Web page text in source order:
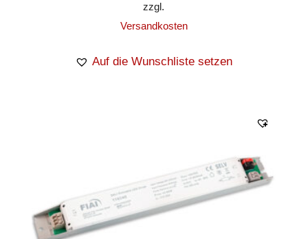
zzgl.
Versandkosten
Auf die Wunschliste setzen